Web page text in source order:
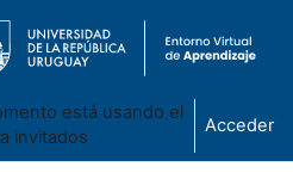
está usando el
invitados
Acceder